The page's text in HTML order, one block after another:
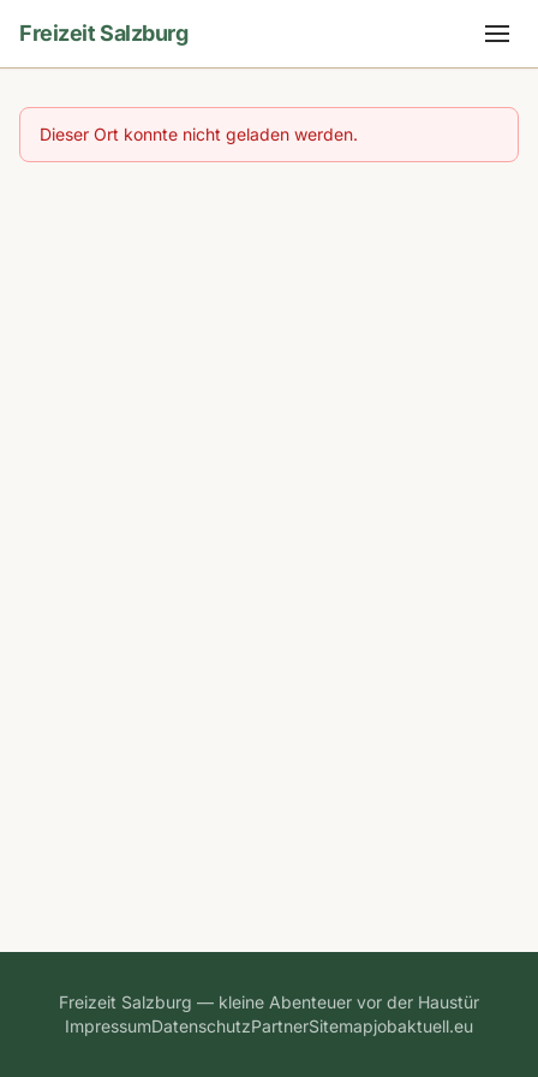
Freizeit Salzburg
Dieser Ort konnte nicht geladen werden.
Freizeit Salzburg — kleine Abenteuer vor der Haustür
ImpressumDatenschutzPartnerSitemapjobaktuell.eu